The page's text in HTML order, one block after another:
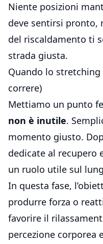
Niente posizioni
deve sentirsi pronto,
del riscaldamento ti
strada giusta.
Quando lo
correre)
Mettiamo un punto
non è inutile.
momento giusto.
dedicate al recupero
un ruolo utile sul
In questa fase,
produrre forza o
favorire il
percezione corporea